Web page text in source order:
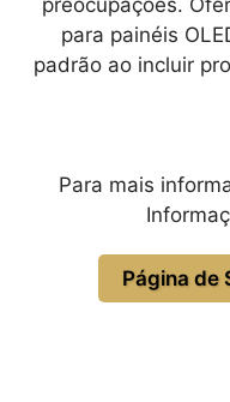
para painéis
padrão ao incluir
Para mais
Página de